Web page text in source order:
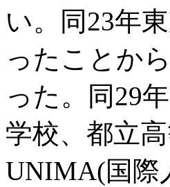
い。同23年
ったことか
った。同29
学校、都立
UNIMA(国際